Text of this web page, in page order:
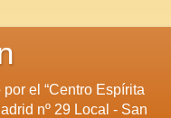
el “Centro Espírita
nº 29 Local - San